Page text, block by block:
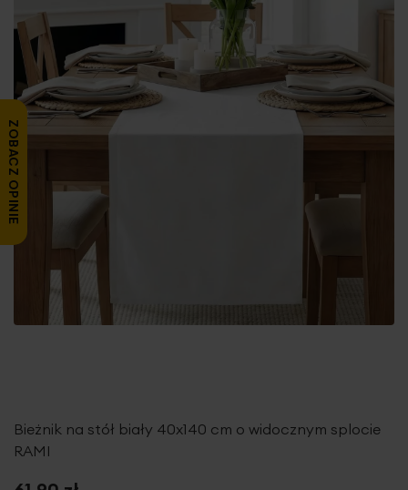
Bieżnik na stół biały 40x140 cm o widocznym splocie
RAMI
ZOBACZ OPINIE